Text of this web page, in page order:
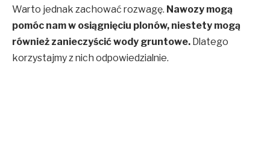
Warto jednak zachować rozwagę. Nawozy mogą
pomóc nam w osiągnięciu plonów, niestety mogą
również zanieczyścić wody gruntowe. Dlatego
korzystajmy z nich odpowiedzialnie.